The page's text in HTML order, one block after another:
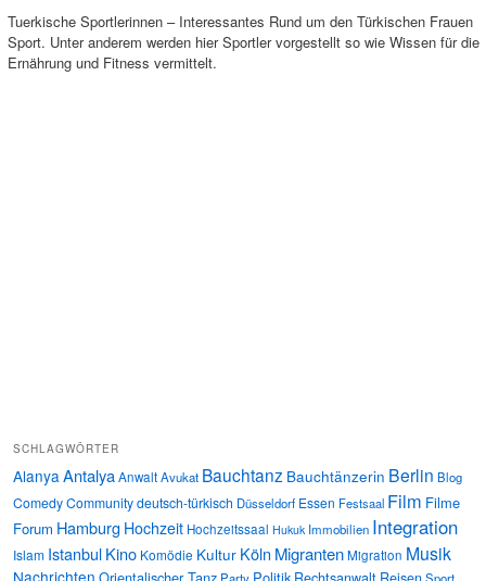
Tuerkische Sportlerinnen – Interessantes Rund um den Türkischen Frauen
Sport. Unter anderem werden hier Sportler vorgestellt so wie Wissen für die
Ernährung und Fitness vermittelt.
SCHLAGWÖRTER
AlanyaAntalyaAnwaltAvukat Bauchtanz Bauchtänzerin Berlin Blog
ComedyCommunitydeutsch-türkisch Düsseldorf Essen Festsaal Film Filme
Forum Hamburg Hochzeit Hochzeitssaal Hukuk Immobilien Integration
Islam IstanbulKino Komödie Kultur Köln MigrantenMigration Musik